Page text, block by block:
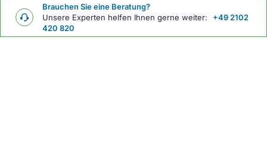
Brauchen Sie eine Beratung?
Unsere Experten helfen Ihnen gerne weiter:
+49 2102
420 820